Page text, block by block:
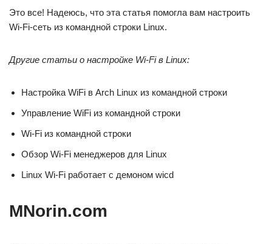
Это все! Надеюсь, что эта статья помогла вам настроить
Wi-Fi-сеть из командной строки Linux.
Другие статьи о настройке Wi-Fi в Linux:
Настройка WiFi в Arch Linux из командной строки
Управление WiFi из командной строки
Wi-Fi из командной строки
Обзор Wi-Fi менеджеров для Linux
Linux Wi-Fi работает с демоном wicd
MNorin.com